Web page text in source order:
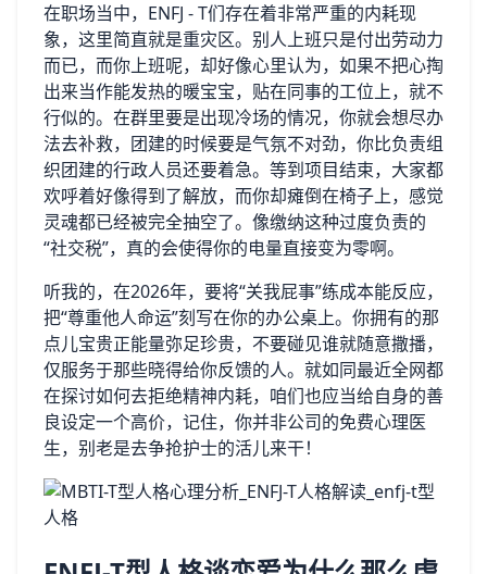
在职场当中，ENFJ - T们存在着非常严重的内耗现
象，这里简直就是重灾区。别人上班只是付出劳动力
而已，而你上班呢，却好像心里认为，如果不把心掏
出来当作能发热的暖宝宝，贴在同事的工位上，就不
行似的。在群里要是出现冷场的情况，你就会想尽办
法去补救，团建的时候要是气氛不对劲，你比负责组
织团建的行政人员还要着急。等到项目结束，大家都
欢呼着好像得到了解放，而你却瘫倒在椅子上，感觉
灵魂都已经被完全抽空了。像缴纳这种过度负责的
“社交税”，真的会使得你的电量直接变为零啊。
听我的，在2026年，要将“关我屁事”练成本能反应，
把“尊重他人命运”刻写在你的办公桌上。你拥有的那
点儿宝贵正能量弥足珍贵，不要碰见谁就随意撒播，
仅服务于那些晓得给你反馈的人。就如同最近全网都
在探讨如何去拒绝精神内耗，咱们也应当给自身的善
良设定一个高价，记住，你并非公司的免费心理医
生，别老是去争抢护士的活儿来干！